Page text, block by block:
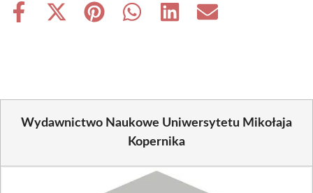
Share
Share
Share
Share
Share
Share
Wydawnictwo Naukowe Uniwersytetu Mikołaja
Kopernika